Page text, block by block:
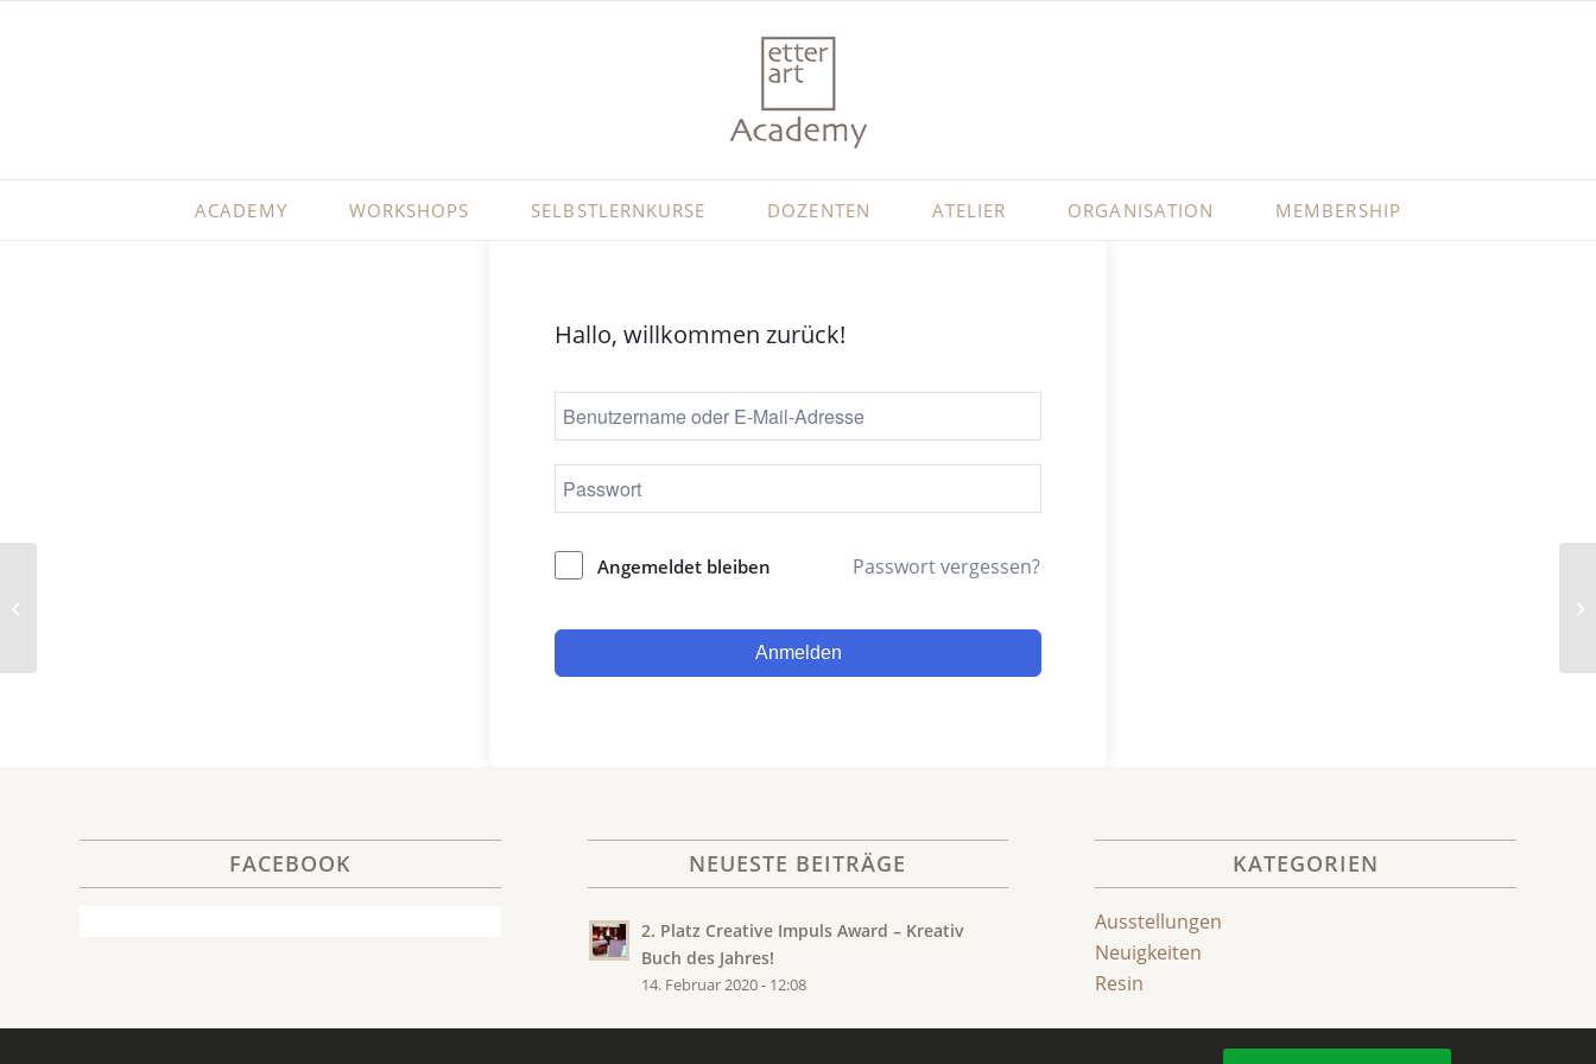
ACADEMY WORKSHOPS SELBSTLERNKURSE DOZENTEN ATELIER ORGANISATION MEMBERSHIP
Hallo, willkommen zurück!
Angemeldet bleiben Passwort vergessen?
Anmelden
FACEBOOK NEUESTE BEITRÄGE
2. Platz Creative Impuls Award – Kreativ
Buch des Jahres!
14. Februar 2020 - 12:08
KATEGORIEN
Ausstellungen
Neuigkeiten
Resin
8.